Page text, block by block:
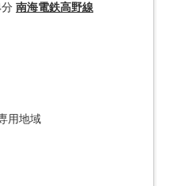
南海電鉄高野線
用地域